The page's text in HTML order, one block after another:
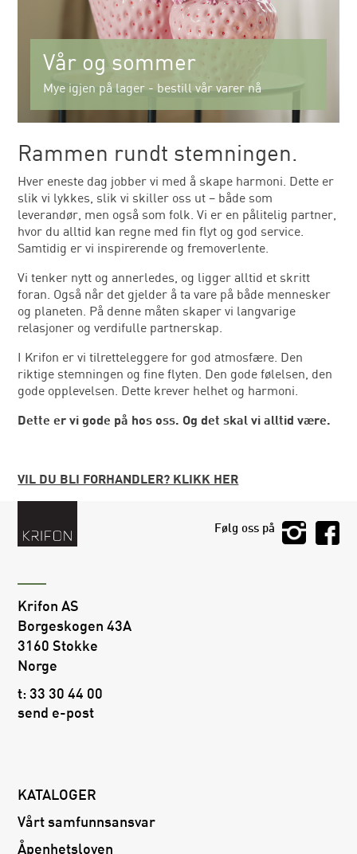
Vår og sommer
Mye igjen på lager - bestill vår varer nå
Rammen rundt stemningen.
Hver eneste dag jobber vi med å skape harmoni. Dette er
slik vi lykkes, slik vi skiller oss ut – både som
leverandør, men også som folk. Vi er en pålitelig partner,
hvor du alltid kan regne med fin flyt og god service.
Samtidig er vi inspirerende og fremoverlente.
Vi tenker nytt og annerledes, og ligger alltid et skritt
foran. Også når det gjelder å ta vare på både mennesker
og planeten. På denne måten skaper vi langvarige
relasjoner og verdifulle partnerskap.
I Krifon er vi tilretteleggere for god atmosfære. Den
riktige stemningen og fine flyten. Den gode følelsen, den
gode opplevelsen. Dette krever helhet og harmoni.
Dette er vi gode på hos oss. Og det skal vi alltid være.
VIL DU BLI FORHANDLER? KLIKK HER
Følg oss på
Krifon AS
Borgeskogen 43A
3160 Stokke
Norge
t:33 30 44 00
send e-post
KATALOGER
Vårt samfunnsansvar
Åpenhetsloven